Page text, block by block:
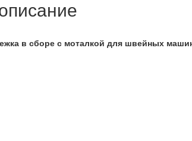
в сборе с моталкой для швейных